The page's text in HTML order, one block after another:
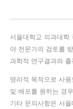
서울대학교 의과대학
야 전문가의 검토를
과학적 연구결과와
영리적 목적으로 사
및 배포를 원하는 경
기타 문의사항은 서